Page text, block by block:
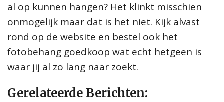
al op kunnen hangen? Het klinkt misschien
onmogelijk maar dat is het niet. Kijk alvast
rond op de website en bestel ook het
fotobehang goedkoop wat echt hetgeen is
waar jij al zo lang naar zoekt.
Gerelateerde Berichten: